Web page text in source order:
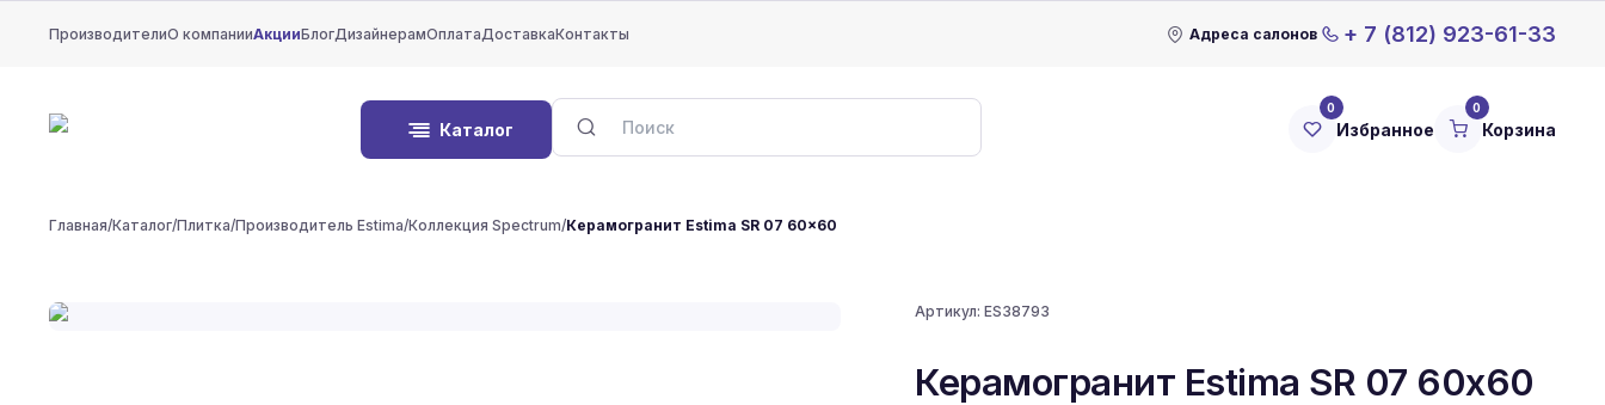
ПроизводителиО компанииАкцииБлогДизайнерамОплатаДоставкаКонтакты Адреса салонов + 7 (812) 923-61-33
Каталог
0
Избранное
0
Корзина
Главная/Каталог/Плитка/Производитель Estima/Коллекция Spectrum/Керамогранит Estima SR 07 60x60
Артикул:ES38793
Керамогранит Estima SR 07 60x60